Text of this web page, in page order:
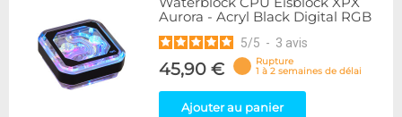
Aurora - Acryl Black Digital RGB
5/5 - 3 avis
45,90 €
Rupture
1 à 2 semaines de délai
Ajouter au panier